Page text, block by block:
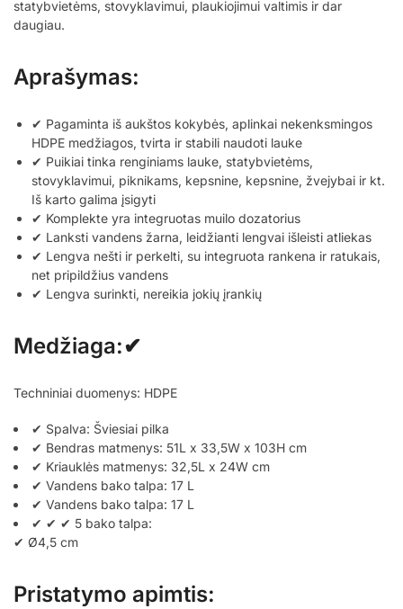
statybvietėms, stovyklavimui, plaukiojimui valtimis ir dar
daugiau.
Aprašymas:
✔ Pagaminta iš aukštos kokybės, aplinkai nekenksmingos
HDPE medžiagos, tvirta ir stabili naudoti lauke
✔ Puikiai tinka renginiams lauke, statybvietėms,
stovyklavimui, piknikams, kepsnine, kepsnine, žvejybai ir kt.
Iš karto galima įsigyti
✔ Komplekte yra integruotas muilo dozatorius
✔ Lanksti vandens žarna, leidžianti lengvai išleisti atliekas
✔ Lengva nešti ir perkelti, su integruota rankena ir ratukais,
net pripildžius vandens
✔ Lengva surinkti, nereikia jokių įrankių
Medžiaga:✔
Techniniai duomenys: HDPE
✔ Spalva: Šviesiai pilka
✔ Bendras matmenys: 51L x 33,5W x 103H cm
✔ Kriauklės matmenys: 32,5L x 24W cm
✔ Vandens bako talpa: 17 L
✔ Vandens bako talpa: 17 L
✔ ✔ ✔ 5 bako talpa:
✔ Ø4,5 cm
Pristatymo apimtis: